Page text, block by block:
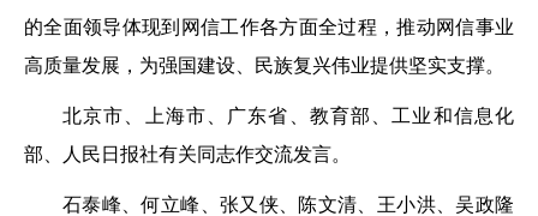
的全面领导体现到网信工作各方面全过程，推动网信事业
高质量发展，为强国建设、民族复兴伟业提供坚实支撑。
北京市、上海市、广东省、教育部、工业和信息化
部、人民日报社有关同志作交流发言。
石泰峰、何立峰、张又侠、陈文清、王小洪、吴政隆